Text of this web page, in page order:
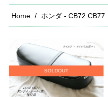
Home ホンダ - CB72 CB77
SOLDOUT